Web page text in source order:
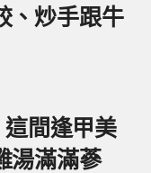
、炒手跟牛
這間逢甲美
湯滿滿蔘